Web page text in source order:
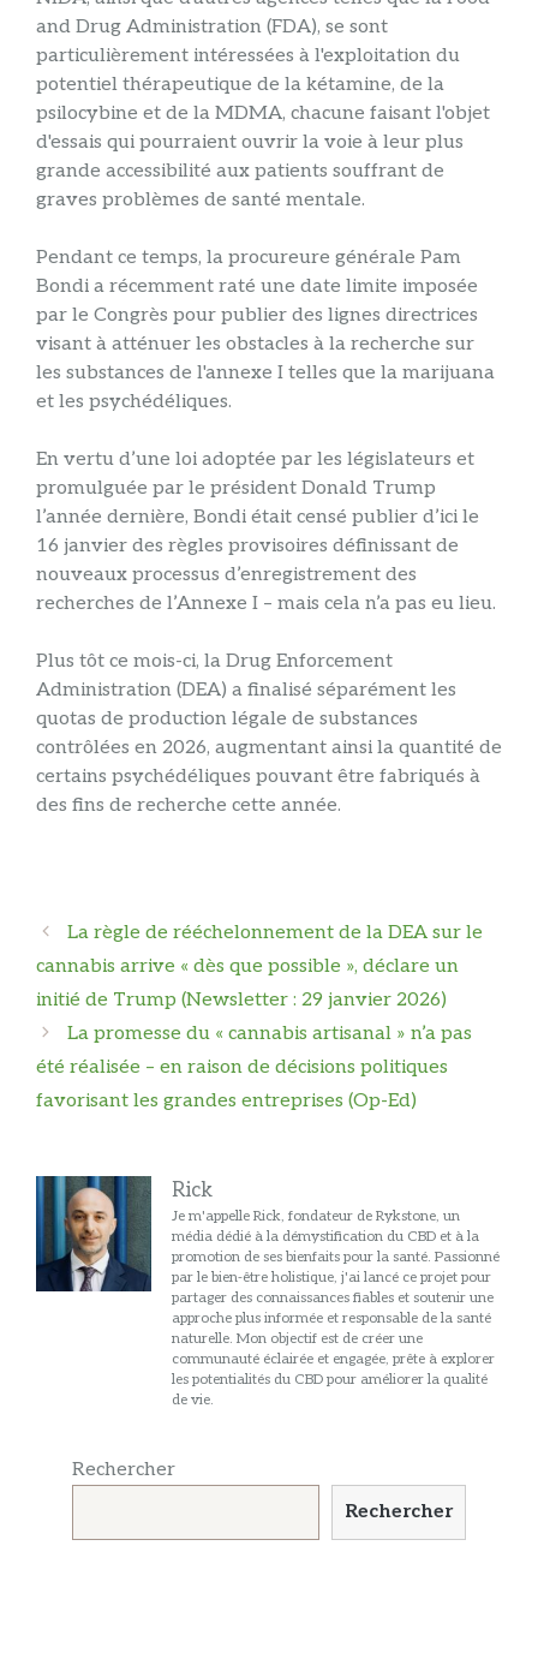
and Drug Administration (FDA), se sont
particulièrement intéressées à l'exploitation du
potentiel thérapeutique de la kétamine, de la
psilocybine et de la MDMA, chacune faisant l'objet
d'essais qui pourraient ouvrir la voie à leur plus
grande accessibilité aux patients souffrant de
graves problèmes de santé mentale.
Pendant ce temps, la procureure générale Pam
Bondi a récemment raté une date limite imposée
par le Congrès pour publier des lignes directrices
visant à atténuer les obstacles à la recherche sur
les substances de l'annexe I telles que la marijuana
et les psychédéliques.
En vertu d’une loi adoptée par les législateurs et
promulguée par le président Donald Trump
l’année dernière, Bondi était censé publier d’ici le
16 janvier des règles provisoires définissant de
nouveaux processus d’enregistrement des
recherches de l’Annexe I – mais cela n’a pas eu lieu.
Plus tôt ce mois-ci, la Drug Enforcement
Administration (DEA) a finalisé séparément les
quotas de production légale de substances
contrôlées en 2026, augmentant ainsi la quantité de
certains psychédéliques pouvant être fabriqués à
des fins de recherche cette année.
Navigation
des
articles
La règle de rééchelonnement de la DEA sur le
cannabis arrive « dès que possible », déclare un
initié de Trump (Newsletter : 29 janvier 2026)
La promesse du « cannabis artisanal » n’a pas
été réalisée – en raison de décisions politiques
favorisant les grandes entreprises (Op-Ed)
Rick
Je m'appelle Rick, fondateur de Rykstone, un
média dédié à la démystification du CBD et à la
promotion de ses bienfaits pour la santé. Passionné
par le bien-être holistique, j'ai lancé ce projet pour
partager des connaissances fiables et soutenir une
approche plus informée et responsable de la santé
naturelle. Mon objectif est de créer une
communauté éclairée et engagée, prête à explorer
les potentialités du CBD pour améliorer la qualité
de vie.
Rechercher
Rechercher